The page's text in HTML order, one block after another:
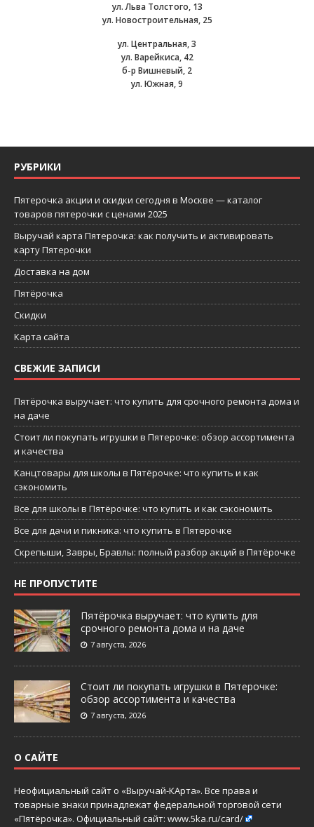
ул. Льва Толстого, 13
ул. Новостроительная, 25
ул. Центральная, 3
ул. Варейкиса, 42
б-р Вишневый, 2
ул. Южная, 9
РУБРИКИ
Пятерочка акции и скидки сегодня в Москве — каталог
товаров пятерочки с ценами 2025
Выручай карта Пятерочка: как получить и активировать
карту Пятерочки
Доставка на дом
Пятёрочка
Скидки
Карта сайта
СВЕЖИЕ ЗАПИСИ
Пятёрочка выручает: что купить для срочного ремонта дома и
на даче
Стоит ли покупать игрушки в Пятерочке: обзор ассортимента
и качества
Канцтовары для школы в Пятёрочке: что купить и как
сэкономить
Все для школы в Пятёрочке: что купить и как сэкономить
Все для дачи и пикника: что купить в Пятерочке
Скрепыши, Завры, Бравлы: полный разбор акций в Пятёрочке
НЕ ПРОПУСТИТЕ
Пятёрочка выручает: что купить для
срочного ремонта дома и на даче
7 августа, 2026
Стоит ли покупать игрушки в Пятерочке:
обзор ассортимента и качества
7 августа, 2026
О САЙТЕ
Неофициальный сайт о «Выручай-КАрта». Все права и
товарные знаки принадлежат федеральной торговой сети
«Пятёрочка». Официальный сайт: www.5ka.ru/card/